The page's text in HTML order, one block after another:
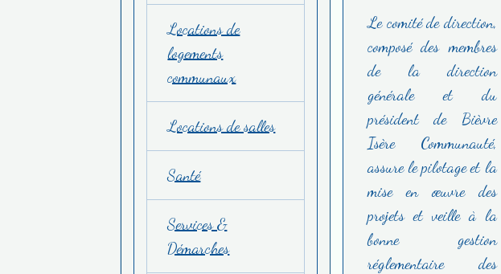
Le comité de direction,
composé des membres
de la direction
générale et du
président de Bièvre
Isère Communauté,
assure le pilotage et la
mise en œuvre des
projets et veille à la
bonne gestion
réglementaire des
Locations de
logements
communaux
Locations de salles
Santé
Services &
Démarches